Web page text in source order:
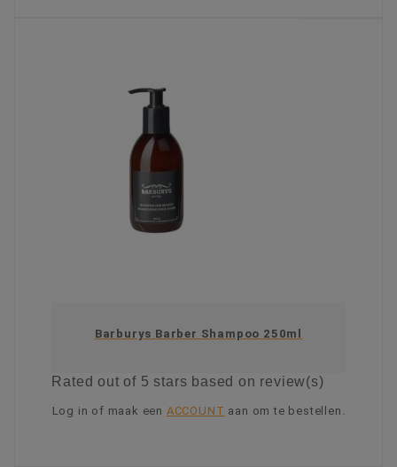
Barburys Barber Shampoo 250ml
Ratedout of 5 stars based on review(s)
Log in of maak een ACCOUNT aan om te bestellen.